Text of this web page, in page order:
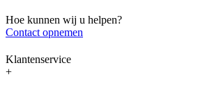
Hoe kunnen wij u helpen?
Contact opnemen
Klantenservice
+